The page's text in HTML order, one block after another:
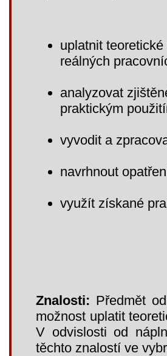
uplatnit
reálných
analyzovat
praktickým
vyvodit a
navrhnout
využít získané
Znalosti: Předmět
možnost uplatit
V odvislosti od
těchto znalostí ve